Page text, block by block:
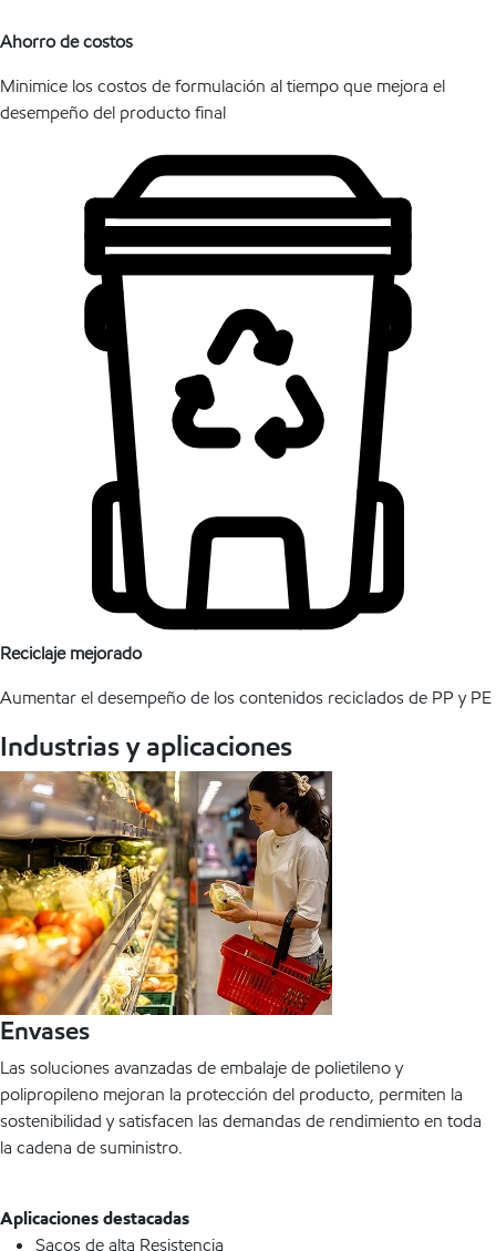
Ahorro de costos
Minimice los costos de formulación al tiempo que mejora el
desempeño del producto final
Reciclaje mejorado
Aumentar el desempeño de los contenidos reciclados de PP y PE
Industrias y aplicaciones
Envases
Las soluciones avanzadas de embalaje de polietileno y
polipropileno mejoran la protección del producto, permiten la
sostenibilidad y satisfacen las demandas de rendimiento en toda
la cadena de suministro.
Aplicaciones destacadas
Sacos de alta Resistencia